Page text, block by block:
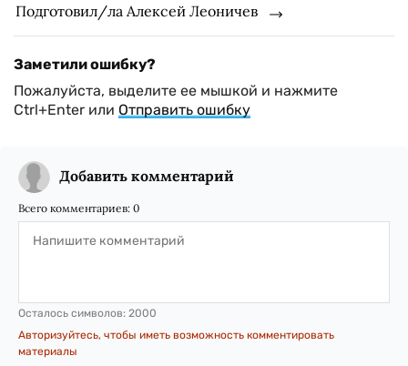
Подготовил/ла Алексей Леоничев
Заметили ошибку?
Пожалуйста, выделите ее мышкой и нажмите
Ctrl+Enter или Отправить ошибку
Добавить комментарий
Всего комментариев: 0
Осталось символов: 2000
Авторизуйтесь, чтобы иметь возможность комментировать
материалы